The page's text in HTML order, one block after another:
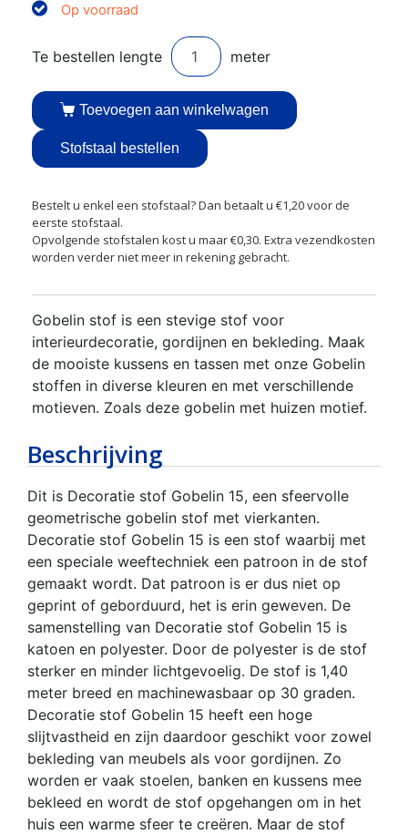
Op voorraad
Toevoegen aan winkelwagen
Stofstaal bestellen
Bestelt u enkel een stofstaal? Dan betaalt u €1,20 voor de
eerste stofstaal.
Opvolgende stofstalen kost u maar €0,30. Extra vezendkosten
worden verder niet meer in rekening gebracht.
Gobelin stof is een stevige stof voor
interieurdecoratie, gordijnen en bekleding. Maak
de mooiste kussens en tassen met onze Gobelin
stoffen in diverse kleuren en met verschillende
motieven. Zoals deze gobelin met huizen motief.
Beschrijving
Dit is Decoratie stof Gobelin 15, een sfeervolle
geometrische gobelin stof met vierkanten.
Decoratie stof Gobelin 15 is een stof waarbij met
een speciale weeftechniek een patroon in de stof
gemaakt wordt. Dat patroon is er dus niet op
geprint of geborduurd, het is erin geweven. De
samenstelling van Decoratie stof Gobelin 15 is
katoen en polyester. Door de polyester is de stof
sterker en minder lichtgevoelig. De stof is 1,40
meter breed en machinewasbaar op 30 graden.
Decoratie stof Gobelin 15 heeft een hoge
slijtvastheid en zijn daardoor geschikt voor zowel
bekleding van meubels als voor gordijnen. Zo
worden er vaak stoelen, banken en kussens mee
bekleed en wordt de stof opgehangen om in het
huis een warme sfeer te creëren. Maar de stof